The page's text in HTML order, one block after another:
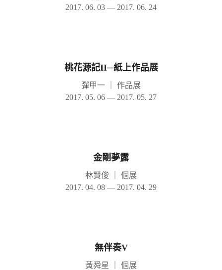
2017. 06. 03 — 2017. 06. 24
桃花源記II─紙上作品展
彈甲一
作品展
2017. 05. 06 — 2017. 05. 27
金剛夢露
林賢俊
個展
2017. 04. 08 — 2017. 04. 29
無伴奏V
黃舜星
個展